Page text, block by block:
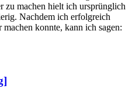
zu machen hielt ich ursprünglich
Nachdem ich erfolgreich
konnte, kann ich sagen: